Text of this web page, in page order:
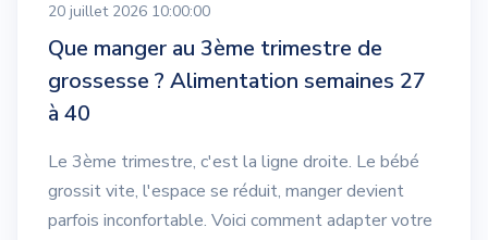
20 juillet 2026 10:00:00
Que manger au 3ème trimestre de
grossesse ? Alimentation semaines 27
à 40
Le 3ème trimestre, c'est la ligne droite. Le bébé
grossit vite, l'espace se réduit, manger devient
parfois inconfortable. Voici comment adapter votre